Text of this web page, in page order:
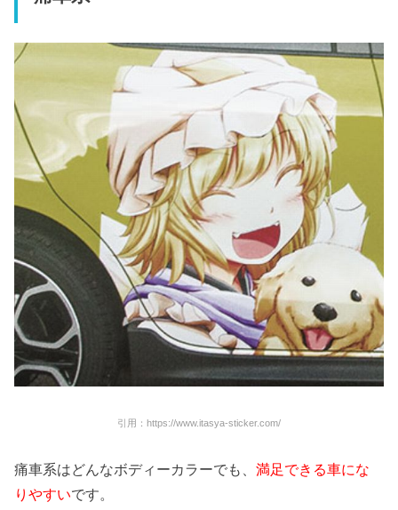
引用：https://www.itasya-sticker.com/
痛車系はどんなボディーカラーでも、満足できる車にな
りやすいです。